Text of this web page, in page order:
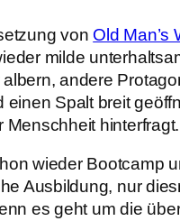
von Old Man’s
milde
andere
einen Spalt breit
Menschheit hinterfragt.
wieder Bootcamp
Ausbildung, nur
es geht um die